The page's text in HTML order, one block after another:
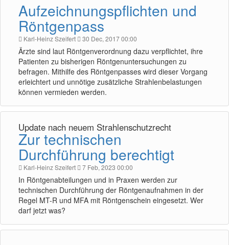
Aufzeichnungspflichten und
Röntgenpass
Karl-Heinz Szeifert 30 Dec, 2017 00:00
Ärzte sind laut Röntgenverordnung dazu verpflichtet, ihre
Patienten zu bisherigen Röntgenuntersuchungen zu
befragen. Mithilfe des Röntgenpasses wird dieser Vorgang
erleichtert und unnötige zusätzliche Strahlenbelastungen
können vermieden werden.
Update nach neuem Strahlenschutzrecht
Zur technischen
Durchführung berechtigt
Karl-Heinz Szeifert 7 Feb, 2023 00:00
In Röntgenabteilungen und in Praxen werden zur
technischen Durchführung der Röntgenaufnahmen in der
Regel MT-R und MFA mit Röntgenschein eingesetzt. Wer
darf jetzt was?